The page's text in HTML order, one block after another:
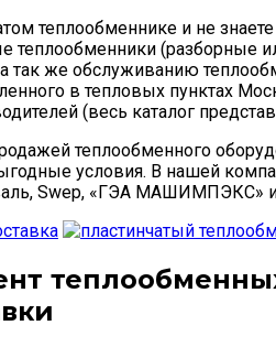
теплообменнике и не
теплообменники (разборные
так же обслуживанию
в тепловых пунктах
(весь каталог
теплообменного
условия. В нашей
Swep, «ГЭА МАШИМПЭКС»